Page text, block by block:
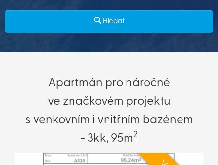
Hledat
Apartmán pro náročné
ve značkovém projektu
s venkovním i vnitřním bazénem
- 3kk, 95m2